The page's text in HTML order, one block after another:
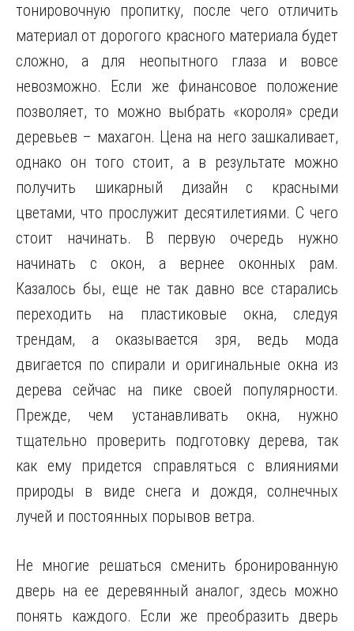
тонировочную пропитку, после чего отличить
материал от дорогого красного материала будет
сложно, а для неопытного глаза и вовсе
невозможно. Если же финансовое положение
позволяет, то можно выбрать «короля» среди
деревьев – махагон. Цена на него зашкаливает,
однако он того стоит, а в результате можно
получить шикарный дизайн с красными
цветами, что прослужит десятилетиями. С чего
стоит начинать. В первую очередь нужно
начинать с окон, а вернее оконных рам.
Казалось бы, еще не так давно все старались
переходить на пластиковые окна, следуя
трендам, а оказывается зря, ведь мода
двигается по спирали и оригинальные окна из
дерева сейчас на пике своей популярности.
Прежде, чем устанавливать окна, нужно
тщательно проверить подготовку дерева, так
как ему придется справляться с влияниями
природы в виде снега и дождя, солнечных
лучей и постоянных порывов ветра.
Не многие решаться сменить бронированную
дверь на ее деревянный аналог, здесь можно
понять каждого. Если же преобразить дверь